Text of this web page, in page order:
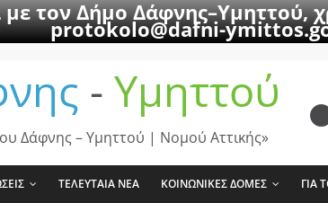
με τον Δήμο
protokolo@dafni-
- Υμηττού
Δάφνης – Υμηττού | Νομού Αττικής»
ΤΕΛΕΥΤΑΙΑ ΝΕΑ ΚΟΙΝΩΝΙΚΕΣ ΔΟΜΕΣ ΓΙΑ